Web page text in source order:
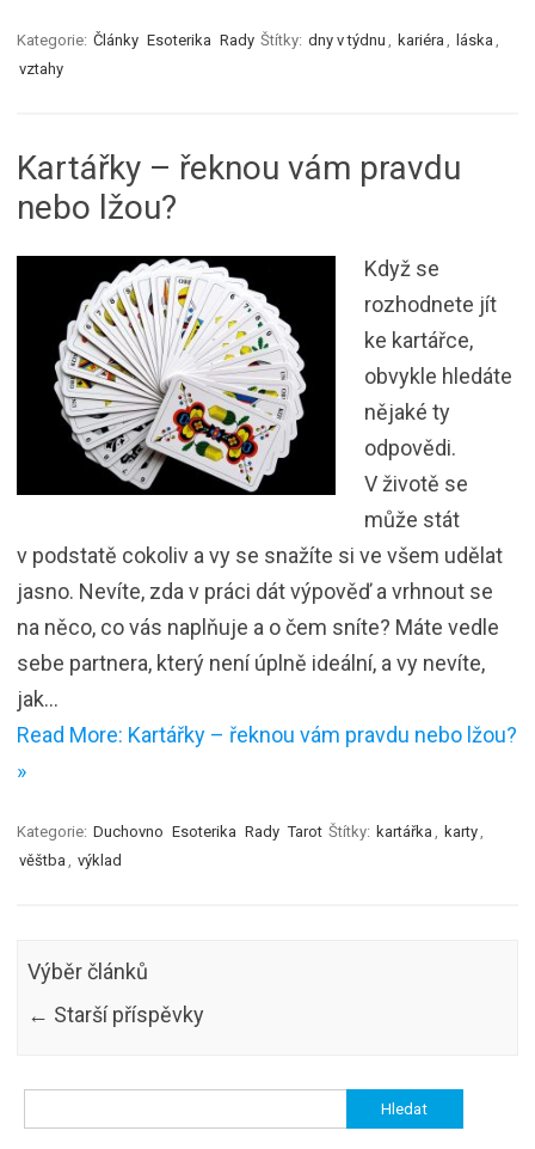
Kategorie: Články Esoterika Rady Štítky: dny v týdnu kariéra láska
vztahy
Kartářky – řeknou vám pravdu
nebo lžou?
Když se
rozhodnete jít
ke kartářce,
obvykle hledáte
nějaké ty
odpovědi.
V životě se
může stát
v podstatě cokoliv a vy se snažíte si ve všem udělat
jasno. Nevíte, zda v práci dát výpověď a vrhnout se
na něco, co vás naplňuje a o čem sníte? Máte vedle
sebe partnera, který není úplně ideální, a vy nevíte,
jak…
Read More: Kartářky – řeknou vám pravdu nebo lžou?
»
Kategorie: Duchovno Esoterika Rady Tarot Štítky: kartářka karty
věštba
výklad
Výběr článků
← Starší příspěvky